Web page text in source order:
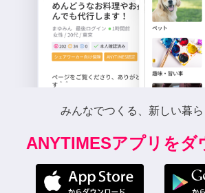
みんなでつくる、新しい暮ら
ANYTIMESアプリをダ